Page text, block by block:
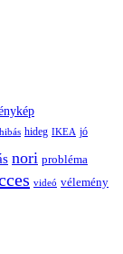
hibás hideg IKEA jó
nori probléma
videó vélemény